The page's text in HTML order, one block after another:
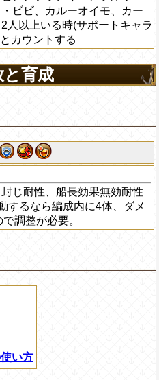
ターンの
の効果を
倍に上昇
ない)
ビビ、カルーオイモ、カー
人以上いる時(サポートキャラ
カウントする
育成
じ耐性、船長効果無効耐性
するなら編成内に4体、ダメ
調整が必要。
い方